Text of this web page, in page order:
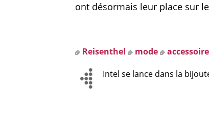
ont désormais leur place sur
Reisenthel
mode
Intel se lance dans la